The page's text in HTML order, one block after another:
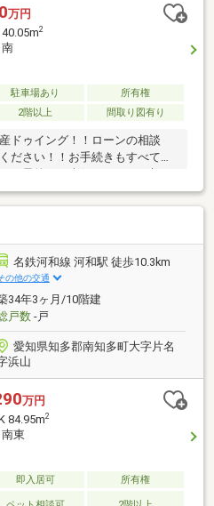
万円
40.05m2
駐車場あり
所有権
2階以上 間取り図有り
ドゥイング！！ローンの相談
ださい！！お手続きもすべてド
！最後まで責任をもってご契
頂きます。お客様とのご縁を大
！お引渡し後も何かありました
名鉄河和線 河和駅 徒歩10.3km
の他の交通
34年3ヶ月/10階建
戸数-戸
愛知県知多郡南知多町大字片名
浜山
万円
84.95m2
東
即入居可
所有権